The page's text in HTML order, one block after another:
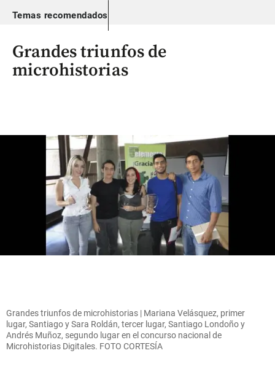
Temas recomendados
Grandes triunfos de
microhistorias
Grandes triunfos de microhistorias | Mariana Velásquez, primer
lugar, Santiago y Sara Roldán, tercer lugar, Santiago Londoño y
Andrés Muñoz, segundo lugar en el concurso nacional de
Microhistorias Digitales. FOTO CORTESÍA